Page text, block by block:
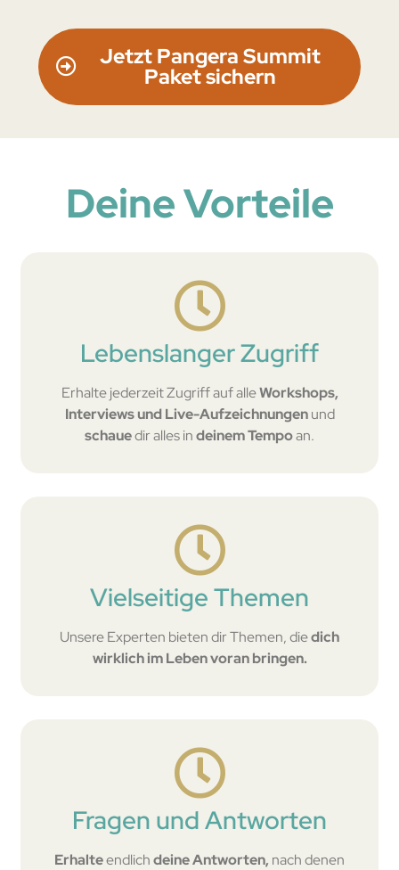
Jetzt Pangera Summit
Paket sichern
Deine Vorteile
Lebenslanger Zugriff
Erhalte jederzeit Zugriff auf alleWorkshops,
Interviews und Live-Aufzeichnungenund
schauedir alles indeinem Tempoan.
Vielseitige Themen
Unsere Experten bieten dir Themen, diedich
wirklich im Leben voran bringen.
Fragen und Antworten
Erhalteendlichdeine Antworten,nach denen